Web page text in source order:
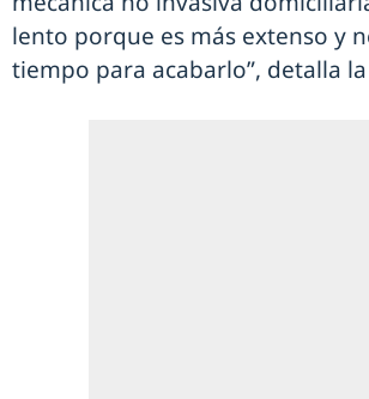
lento porque es más extenso y
tiempo para acabarlo”, detalla